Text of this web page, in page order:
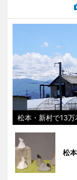
松本・新村で13
松